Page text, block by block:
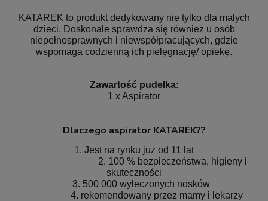
KATAREK to produkt dedykowany nie tylko dla małych
dzieci. Doskonale sprawdza się również u osób
niepełnosprawnych i niewspółpracujących, gdzie
wspomaga codzienną ich pielęgnację/ opiekę.
Zawartość pudełka:
1 x Aspirator
Dlaczego aspirator KATAREK??
1. Jest na rynku już od 11 lat
2. 100 % bezpieczeństwa, higieny i
skuteczności
3. 500 000 wyleczonych nosków
4. rekomendowany przez mamy i lekarzy